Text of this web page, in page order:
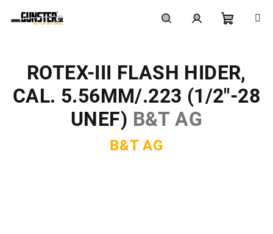
košík
ROTEX-III FLASH HIDER,
CAL. 5.56MM/.223 (1/2"-28
UNEF) B&T AG
B&T AG